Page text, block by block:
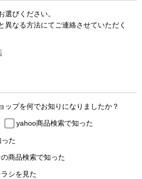
選びください。
異なる方法にてご連絡させていただく
ップを何でお知りになりましたか？
yahoo商品検索で知った
た
商品検索で知った
シを見た